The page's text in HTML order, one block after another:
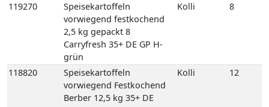
118820
Speisekartoffeln
vorwiegend Festkochend
Berber 12,5 kg 35+ DE
Netz-Säcke
Kolli 12
Speisekartoffeln
vorwiegend Festkochend
Berber 25 kg 35+ DE Netz-
Säcke